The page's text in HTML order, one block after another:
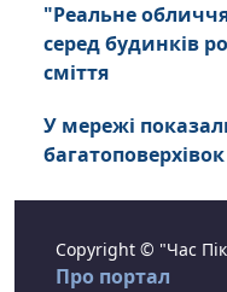
"Реальне
серед будинків
сміття
У мережі
Copyright © "Час
Про портал